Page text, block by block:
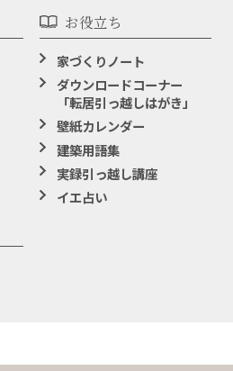
お役立ち
家づくりノート
ダウンロードコーナー
「転居引っ越しはがき」
壁紙カレンダー
建築用語集
実録引っ越し講座
イエ占い